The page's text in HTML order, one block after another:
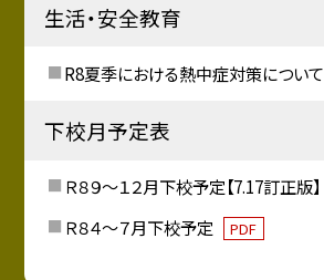
生活・安全教育
R8夏季における熱中症対策について
下校月予定表
Ｒ８９～１２月下校予定【7.17訂正版】
Ｒ８４～７月下校予定
PDF